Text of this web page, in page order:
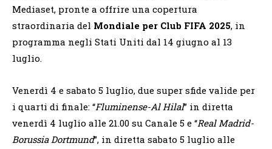
Mediaset, pronte a offrire una copertura
straordinaria del Mondiale per Club FIFA 2025, in
programma negli Stati Uniti dal 14 giugno al 13
luglio.
Venerdì 4 e sabato 5 luglio, due super sfide valide per
i quarti di finale: “Fluminense-Al Hilal” in diretta
venerdì 4 luglio alle 21.00 su Canale 5 e “Real Madrid-
Borussia Dortmund”, in diretta sabato 5 luglio alle